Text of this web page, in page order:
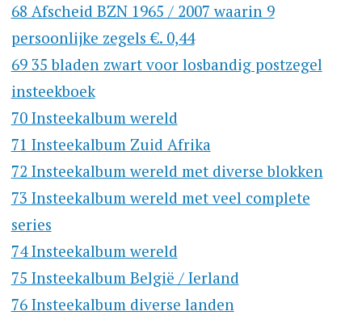
68 Afscheid BZN 1965 / 2007 waarin 9
persoonlijke zegels €. 0,44
69 35 bladen zwart voor losbandig postzegel
insteekboek
70 Insteekalbum wereld
71 Insteekalbum Zuid Afrika
72 Insteekalbum wereld met diverse blokken
73 Insteekalbum wereld met veel complete
series
74 Insteekalbum wereld
75 Insteekalbum België / Ierland
76 Insteekalbum diverse landen